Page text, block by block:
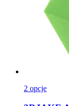
2 opcje